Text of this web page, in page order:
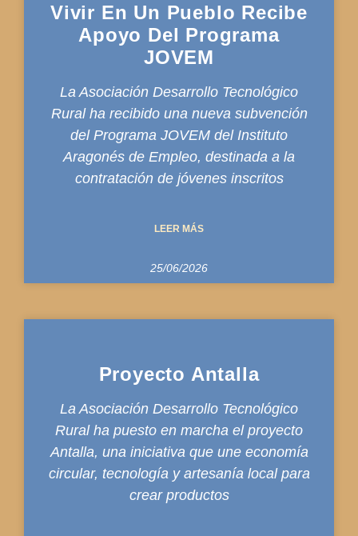
Vivir En Un Pueblo Recibe
Apoyo Del Programa
JOVEM
La Asociación Desarrollo Tecnológico
Rural ha recibido una nueva subvención
del Programa JOVEM del Instituto
Aragonés de Empleo, destinada a la
contratación de jóvenes inscritos
LEER MÁS
25/06/2026
Proyecto Antalla
La Asociación Desarrollo Tecnológico
Rural ha puesto en marcha el proyecto
Antalla, una iniciativa que une economía
circular, tecnología y artesanía local para
crear productos